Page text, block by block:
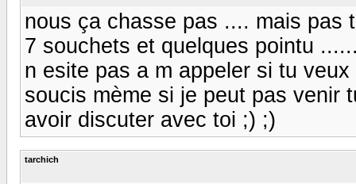
nous ça chasse pas .... mais pas
7 souchets et quelques pointu
n esite pas a m appeler si tu
soucis mème si je peut pas venir
avoir discuter avec toi ;) ;)
tarchich